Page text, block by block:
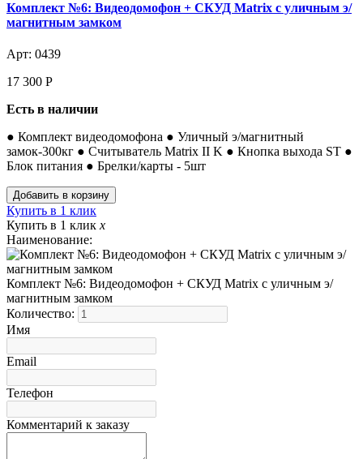
Комплект №6: Видеодомофон + СКУД Matrix с уличным э/
магнитным замком
Арт: 0439
17 300 Р
Есть в наличии
● Комплект видеодомофона ● Уличный э/магнитный
замок-300кг ● Считыватель Matrix II K ● Кнопка выхода ST ●
Блок питания ● Брелки/карты - 5шт
Купить в 1 клик
Купить в 1 клик x
Наименование:
Комплект №6: Видеодомофон + СКУД Matrix с уличным э/
магнитным замком
Количество:
Имя
Email
Телефон
Комментарий к заказу